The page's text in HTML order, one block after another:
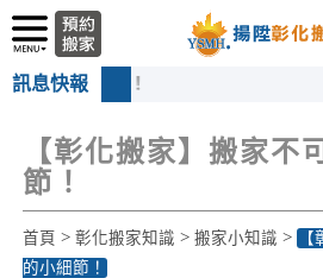
訊息快報
【彰化搬家】搬家不
節！
首頁 > 彰化搬家知識 > 搬家小知識 >
的小細節！